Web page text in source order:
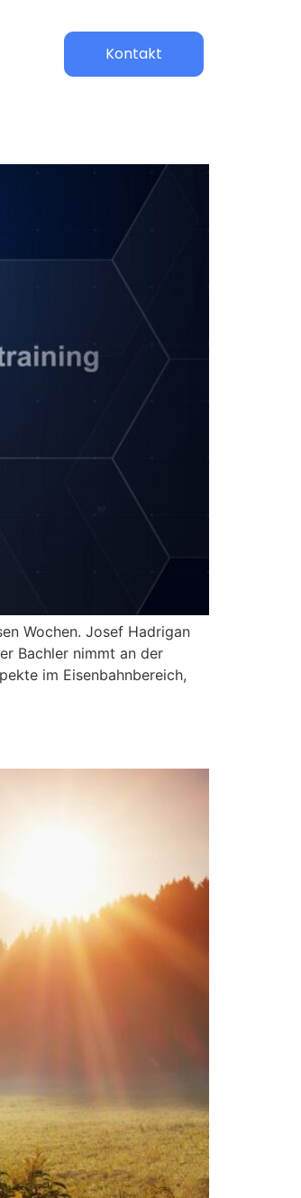
Kontakt
Wochen. Josef Hadrigan
Bachler nimmt an der
im Eisenbahnbereich,